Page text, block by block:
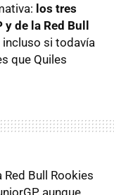
los tres
de la Red Bull
si todavía
que Quiles
Bull Rookies
aunque